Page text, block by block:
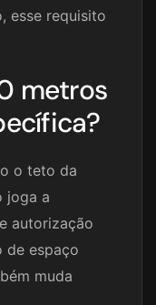
esse requisito
metros
o teto da
joga a
autorização
de espaço
muda